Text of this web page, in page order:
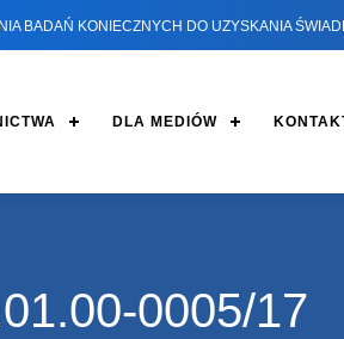
BADAŃ KONIECZNYCH DO UZYSKANIA
DLA MEDIÓW
0005/17